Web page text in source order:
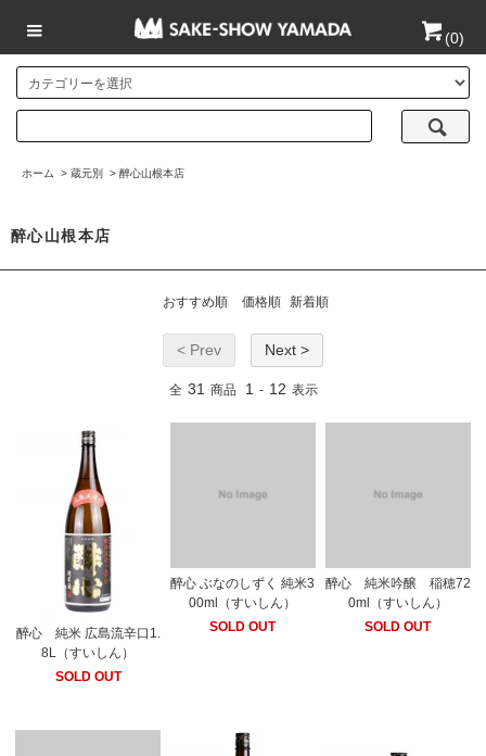
(0)
ホーム > 蔵元別 > 醉心山根本店
醉心山根本店
おすすめ順 価格順 新着順
< Prev Next >
全 31 商品 1 - 12 表示
醉心 純米 広島流辛口1.
8L（すいしん）
SOLD OUT
醉心 ぶなのしずく 純米3
00ml（すいしん）
SOLD OUT
醉心 純米吟醸 稲穂72
0ml（すいしん）
SOLD OUT